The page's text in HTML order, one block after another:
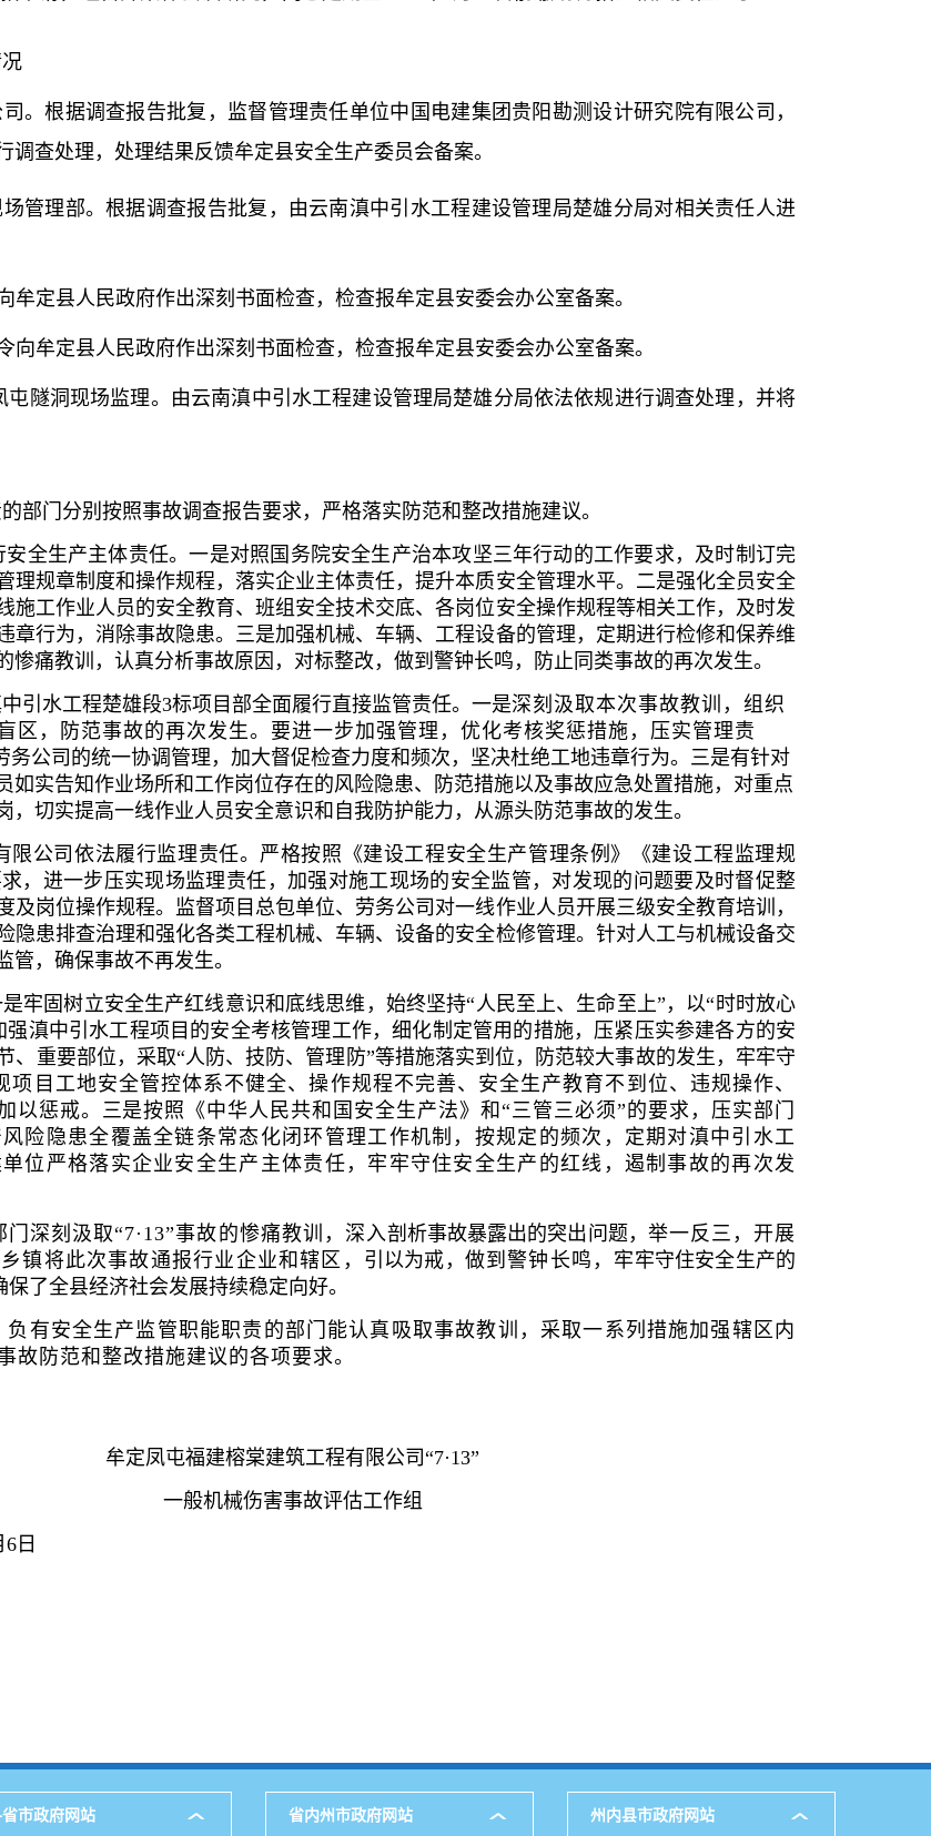
。根据调查报告批复，监督管理责任单位中国电建集团贵阳勘测设计研究院有限公司，
查处理，处理结果反馈牟定县安全生产委员会备案。
管理部。根据调查报告批复，由云南滇中引水工程建设管理局楚雄分局对相关责任人进
牟定县人民政府作出深刻书面检查，检查报牟定县安委会办公室备案。
向牟定县人民政府作出深刻书面检查， 检查报牟定县安委会办公室备案。
屯隧洞现场监理。由云南滇中引水工程建设管理局楚雄分局依法依规进行调查处理，并将
部门分别按照事故调查报告要求，严格落实防范和整改措施建议。
安全生产主体责任。一是对照国务院安全生产治本攻坚三年行动的工作要求，及时制订完
理规章制度和操作规程，落实企业主体责任，提升本质安全管理水平。二是强化全员安全
施工作业人员的安全教育、班组安全技术交底、各岗位安全操作规程等相关工作，及时发
章行为，消除事故隐患。三是加强机械、车辆、工程设备的管理，定期进行检修和保养维
痛教训，认真分析事故原因，对标整改，做到警钟长鸣，防止同类事故的再次发生。
引水工程楚雄段3标项目部全面履行直接监管责任。一是深刻汲取本次事故教训，组织
区，防范事故的再次发生。要进一步加强管理，优化考核奖惩措施，压实管理责
务公司的统一协调管理，加大督促检查力度和频次，坚决杜绝工地违章行为。三是有针对
实告知作业场所和工作岗位存在的风险隐患、防范措施以及事故应急处置措施，对重点
切实提高一线作业人员安全意识和自我防护能力，从源头防范事故的发生。
限公司依法履行监理责任。 严格按照《建设工程安全生产管理条例》《建设工程监理规
，进一步压实现场监理责任，加强对施工现场的安全监管，对发现的问题要及时督促整
岗位操作规程。监督项目总包单位、劳务公司对一线作业人员开展三级安全教育培训，
隐患排查治理和强化各类工程机械、车辆、设备的安全检修管理。针对人工与机械设备交
，确保事故不再发生。
牢固树立安全生产红线意识和底线思维，始终坚持“人民至上、生命至上”，以“时时放心
滇中引水工程项目的安全考核管理工作，细化制定管用的措施，压紧压实参建各方的安
重要部位，采取“人防、技防、管理防”等措施落实到位，防范较大事故的发生，牢牢守
目工地安全管控体系不健全、操作规程不完善、安全生产教育不到位、违规操作、
以惩戒。 三是按照《中华人民共和国安全生产法》 和“三管三必须”的要求，压实部门
险隐患全覆盖全链条常态化闭环管理工作机制，按规定的频次，定期对滇中引水工
位严格落实企业安全生产主体责任，牢牢守住安全生产的红线，遏制事故的再次发
深刻汲取“7·13”事故的惨痛教训，深入剖析事故暴露出的突出问题， 举一反三，开展
镇将此次事故通报行业企业和辖区， 引以为戒， 做到警钟长鸣， 牢牢守住安全生产的
保了全县经济社会发展持续稳定向好。
有安全生产监管职能职责的部门能认真吸取事故教训，采取一系列措施加强辖区内
故防范和整改措施建议的各项要求。
屯福建榕棠建筑工程有限公司“7·13”
般机械伤害事故评估工作组
市政府网站 省内州市政府网站 州内县市政府网站